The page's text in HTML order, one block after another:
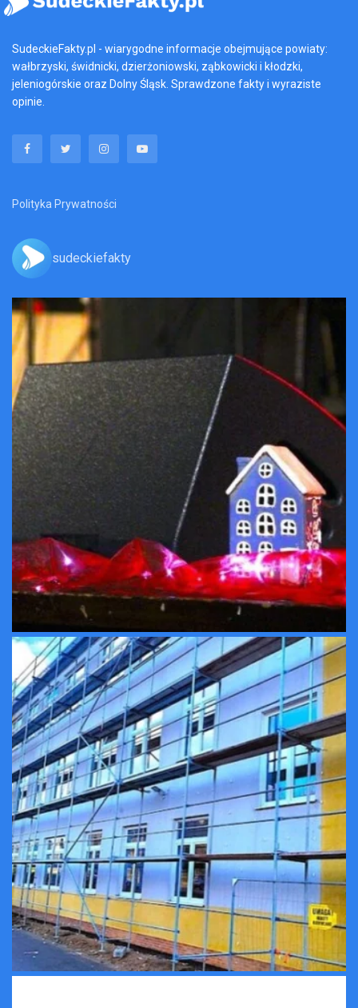
SudeckieFakty.pl - wiarygodne informacje obejmujące powiaty:
wałbrzyski, świdnicki, dzierżoniowski, ząbkowicki i kłodzki,
jeleniogórskie oraz Dolny Śląsk. Sprawdzone fakty i wyraziste
opinie.
Polityka Prywatności
sudeckiefakty